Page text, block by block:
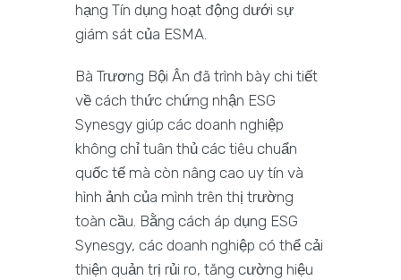
hạng Tín dụng hoạt động dưới sự
giám sát của ESMA.
Bà Trương Bội Ân đã trình bày chi tiết
về cách thức chứng nhận ESG
Synesgy giúp các doanh nghiệp
không chỉ tuân thủ các tiêu chuẩn
quốc tế mà còn nâng cao uy tín và
hình ảnh của mình trên thị trường
toàn cầu. Bằng cách áp dụng ESG
Synesgy, các doanh nghiệp có thể cải
thiện quản trị rủi ro, tăng cường hiệu